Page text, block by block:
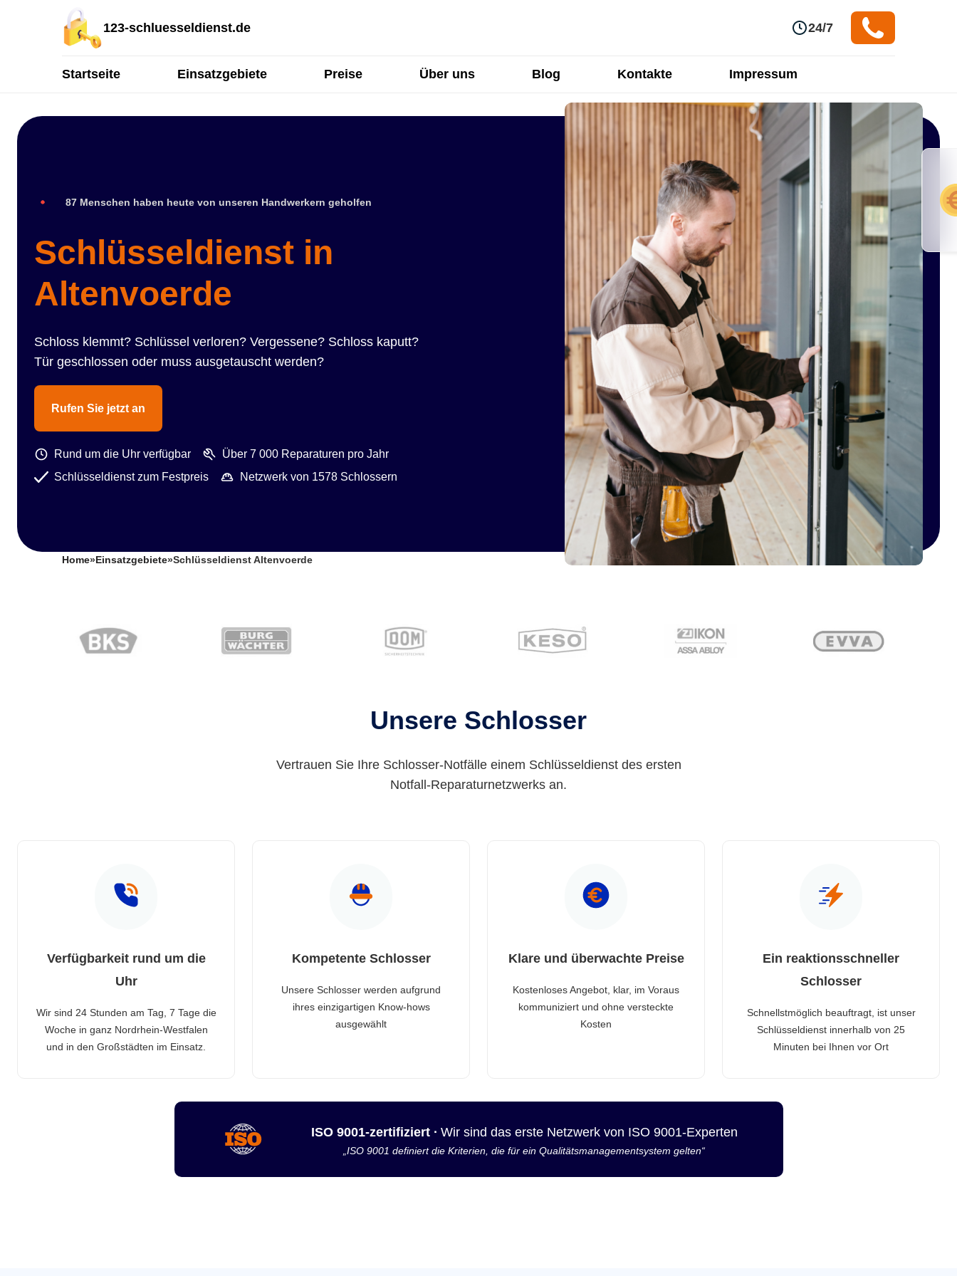
123-schluesseldienst.de 24/7
Startseite Einsatzgebiete Preise Über uns Blog Kontakte Impressum
87 Menschen haben heute von unseren Handwerkern geholfen
Schlüsseldienst in
Altenvoerde
Schloss klemmt? Schlüssel verloren? Vergessene? Schloss kaputt?
Tür geschlossen oder muss ausgetauscht werden?
Rufen Sie jetzt an
Rund um die Uhr verfügbar
Über 7 000 Reparaturen pro Jahr
Schlüsseldienst zum Festpreis
Netzwerk von 1578 Schlossern
Home» Einsatzgebiete»Schlüsseldienst Altenvoerde
Unsere Schlosser
Vertrauen Sie Ihre Schlosser-Notfälle einem Schlüsseldienst des ersten
Notfall-Reparaturnetzwerks an.
Verfügbarkeit rund um die
Uhr
Wir sind 24 Stunden am Tag, 7 Tage die
Woche in ganz Nordrhein-Westfalen
und in den Großstädten im Einsatz.
Kompetente Schlosser
Unsere Schlosser werden aufgrund
ihres einzigartigen Know-hows
ausgewählt
Klare und überwachte Preise
Kostenloses Angebot, klar, im Voraus
kommuniziert und ohne versteckte
Kosten
Ein reaktionsschneller
Schlosser
Schnellstmöglich beauftragt, ist unser
Schlüsseldienst innerhalb von 25
Minuten bei Ihnen vor Ort
ISO 9001-zertifiziert · Wir sind das erste Netzwerk von ISO 9001-Experten
„ISO 9001 definiert die Kriterien, die für ein Qualitätsmanagementsystem gelten“